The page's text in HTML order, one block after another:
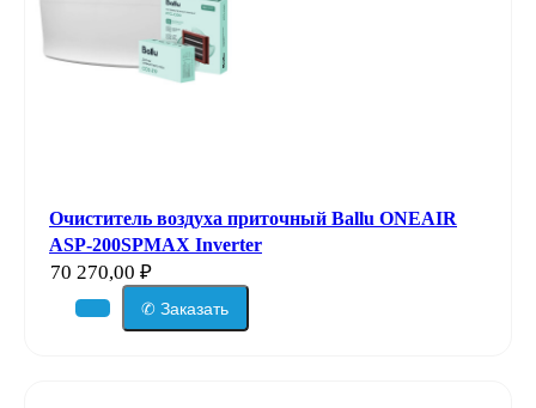
Очиститель воздуха приточный Ballu ONEAIR
ASP-200SPMAX Inverter
70 270,00 ₽
✆ Заказать